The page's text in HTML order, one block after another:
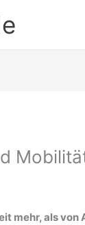
mehr, als von